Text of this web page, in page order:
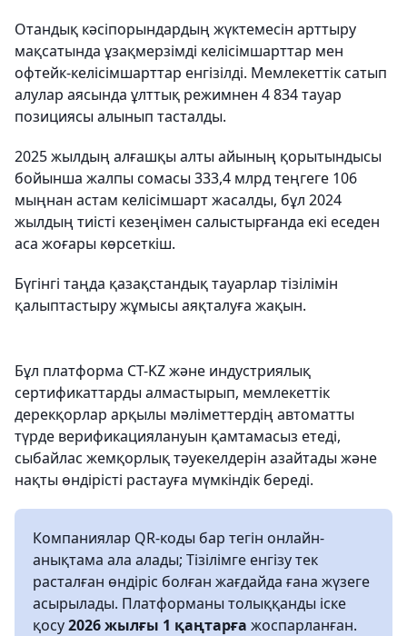
Отандық кәсіпорындардың жүктемесін арттыру
мақсатында ұзақмерзімді келісімшарттар мен
офтейк-келісімшарттар енгізілді. Мемлекеттік сатып
алулар аясында ұлттық режимнен 4 834 тауар
позициясы алынып тасталды.
2025 жылдың алғашқы алты айының қорытындысы
бойынша жалпы сомасы 333,4 млрд теңгеге 106
мыңнан астам келісімшарт жасалды, бұл 2024
жылдың тиісті кезеңімен салыстырғанда екі еседен
аса жоғары көрсеткіш.
Бүгінгі таңда қазақстандық тауарлар тізілімін
қалыптастыру жұмысы аяқталуға жақын.
Бұл платформа СТ-KZ және индустриялық
сертификаттарды алмастырып, мемлекеттік
дерекқорлар арқылы мәліметтердің автоматты
түрде верификациялануын қамтамасыз етеді,
сыбайлас жемқорлық тәуекелдерін азайтады және
нақты өндірісті растауға мүмкіндік береді.
Компаниялар QR-коды бар тегін онлайн-
анықтама ала алады; Тізілімге енгізу тек
расталған өндіріс болған жағдайда ғана жүзеге
асырылады. Платформаны толыққанды іске
қосу2026 жылғы 1 қаңтарға жоспарланған.